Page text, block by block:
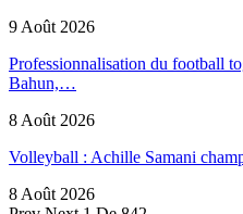
9 Août 2026
Professionnalisation du football
Bahun,…
8 Août 2026
Volleyball : Achille Samani
8 Août 2026